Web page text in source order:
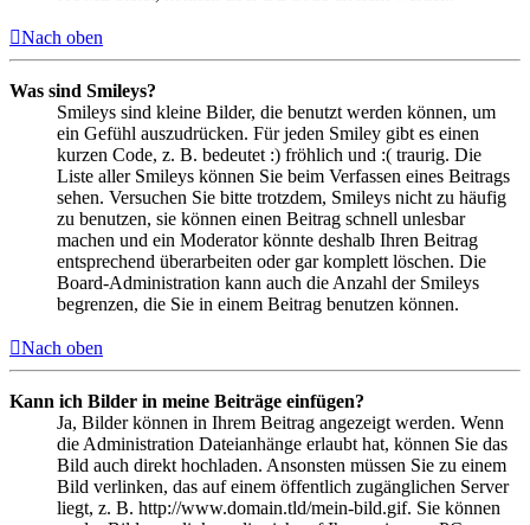
Nach oben
Was sind Smileys?
Smileys sind kleine Bilder, die benutzt werden können, um
ein Gefühl auszudrücken. Für jeden Smiley gibt es einen
kurzen Code, z. B. bedeutet :) fröhlich und :( traurig. Die
Liste aller Smileys können Sie beim Verfassen eines Beitrags
sehen. Versuchen Sie bitte trotzdem, Smileys nicht zu häufig
zu benutzen, sie können einen Beitrag schnell unlesbar
machen und ein Moderator könnte deshalb Ihren Beitrag
entsprechend überarbeiten oder gar komplett löschen. Die
Board-Administration kann auch die Anzahl der Smileys
begrenzen, die Sie in einem Beitrag benutzen können.
Nach oben
Kann ich Bilder in meine Beiträge einfügen?
Ja, Bilder können in Ihrem Beitrag angezeigt werden. Wenn
die Administration Dateianhänge erlaubt hat, können Sie das
Bild auch direkt hochladen. Ansonsten müssen Sie zu einem
Bild verlinken, das auf einem öffentlich zugänglichen Server
liegt, z. B. http://www.domain.tld/mein-bild.gif. Sie können